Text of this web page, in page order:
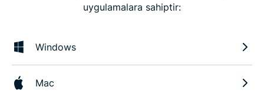
uygulamalara sahiptir:
Windows
Mac